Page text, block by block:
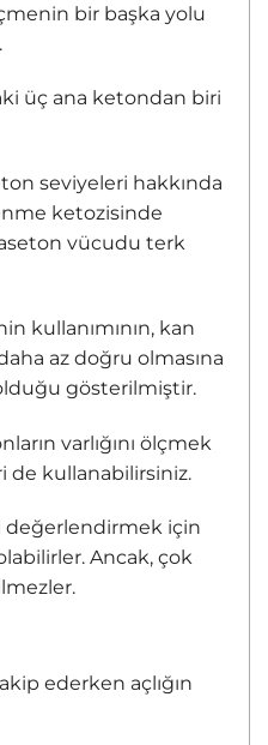
bir başka yolu
üç ana ketondan biri
seviyeleri hakkında
ketozisinde
vücudu terk
kullanımının, kan
az doğru olmasına
gösterilmiştir.
varlığını ölçmek
de kullanabilirsiniz.
değerlendirmek için
Ancak, çok
ederken açlığın